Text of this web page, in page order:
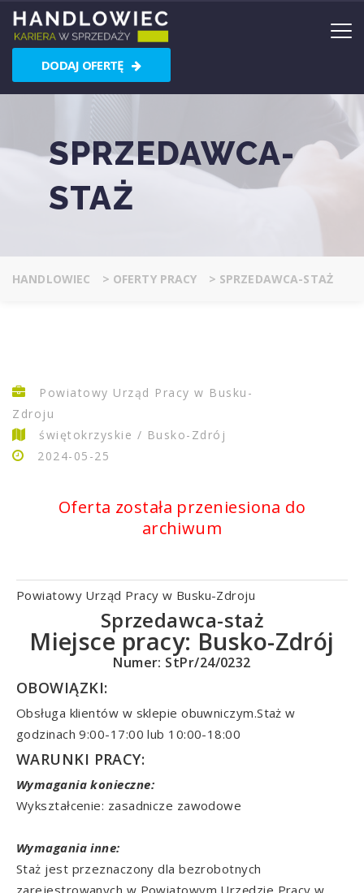
DODAJ OFERTĘ
SPRZEDAWCA-
STAŻ
HANDLOWIEC > OFERTY PRACY > SPRZEDAWCA-STAŻ
Powiatowy Urząd Pracy w Busku-
Zdroju
świętokrzyskie / Busko-Zdrój
2024-05-25
Oferta została przeniesiona do
archiwum
Powiatowy Urząd Pracy w Busku-Zdroju
Sprzedawca-staż
Miejsce pracy: Busko-Zdrój
Numer: StPr/24/0232
OBOWIĄZKI:
Obsługa klientów w sklepie obuwniczym.Staż w
godzinach 9:00-17:00 lub 10:00-18:00
WARUNKI PRACY:
Wymagania konieczne:
Wykształcenie: zasadnicze zawodowe
Wymagania inne:
Staż jest przeznaczony dla bezrobotnych
zarejestrowanych w Powiatowym Urzędzie Pracy w